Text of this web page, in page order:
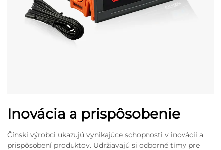
Inovácia a prispôsobenie
Čínski výrobci ukazujú vynikajúce schopnosti v inovácii a
prispôsobení produktov. Udržiavajú si odborné tímy pre